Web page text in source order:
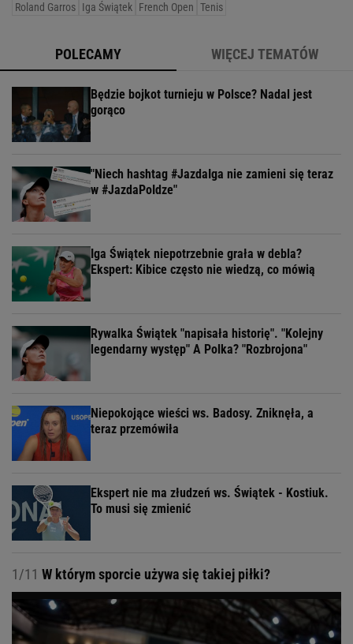
Roland Garros Iga Świątek French Open Tenis
POLECAMY WIĘCEJ TEMATÓW
Będzie bojkot turnieju w Polsce? Nadal jest
gorąco
"Niech hashtag #JazdaIga nie zamieni się teraz
w #JazdaPoIdze"
Iga Świątek niepotrzebnie grała w debla?
Ekspert: Kibice często nie wiedzą, co mówią
Rywalka Świątek "napisała historię". "Kolejny
legendarny występ" A Polka? "Rozbrojona"
Niepokojące wieści ws. Badosy. Zniknęła, a
teraz przemówiła
Ekspert nie ma złudzeń ws. Świątek - Kostiuk.
To musi się zmienić
1/11 W którym sporcie używa się takiej piłki?